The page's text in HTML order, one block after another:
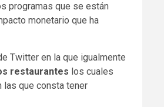
programas que se están
monetario que ha
Twitter en la que igualmente
restaurantes los cuales
las que consta tener